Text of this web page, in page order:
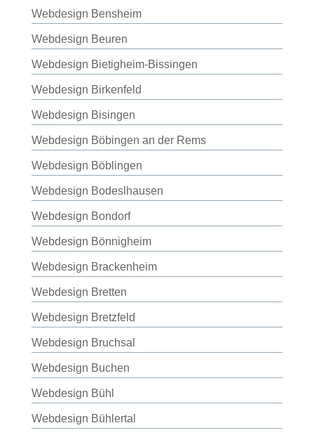
Webdesign Bensheim
Webdesign Beuren
Webdesign Bietigheim-Bissingen
Webdesign Birkenfeld
Webdesign Bisingen
Webdesign Böbingen an der Rems
Webdesign Böblingen
Webdesign Bodeslhausen
Webdesign Bondorf
Webdesign Bönnigheim
Webdesign Brackenheim
Webdesign Bretten
Webdesign Bretzfeld
Webdesign Bruchsal
Webdesign Buchen
Webdesign Bühl
Webdesign Bühlertal